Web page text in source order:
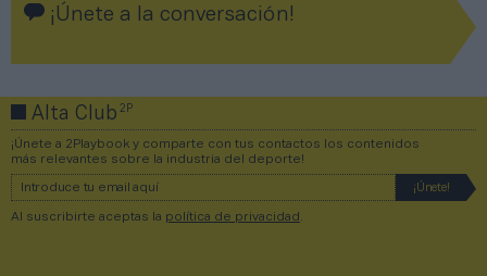
¡Únete a la conversación!
Alta Club2P
¡Únete a 2Playbook y comparte con tus contactos los contenidos
más relevantes sobre la industria del deporte!
Al suscribirte aceptas la política de privacidad